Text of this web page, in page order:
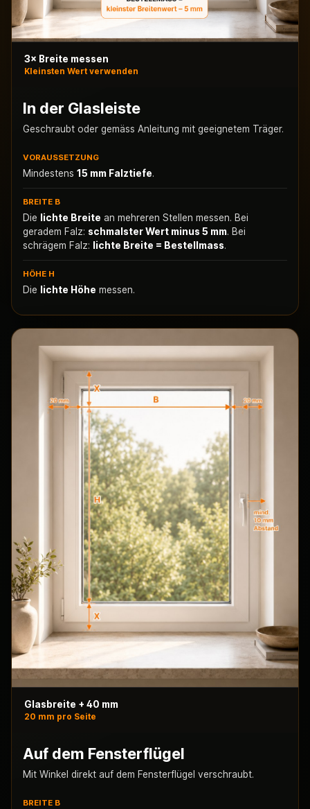
3× Breite messen
Kleinsten Wert verwenden
In der Glasleiste
Geschraubt oder gemäss Anleitung mit geeignetem Träger.
VORAUSSETZUNG
Mindestens 15 mm Falztiefe.
BREITE B
Die lichte Breite an mehreren Stellen messen. Bei
geradem Falz: schmalster Wert minus 5 mm. Bei
schrägem Falz:
lichte Breite = Bestellmass.
HÖHE H
Die lichte Höhe messen.
Glasbreite + 40 mm
20 mm pro Seite
Auf dem Fensterflügel
Mit Winkel direkt auf dem Fensterflügel verschraubt.
BREITE B